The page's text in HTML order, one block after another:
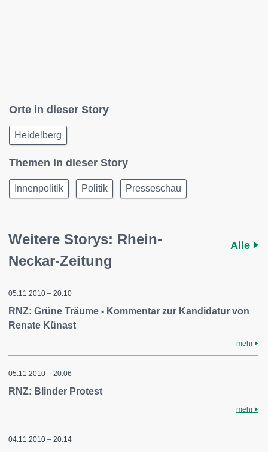
Orte in dieser Story
Heidelberg
Themen in dieser Story
Innenpolitik Politik Presseschau
Weitere Storys: Rhein-
Neckar-Zeitung
Alle
05.11.2010 – 20:10
RNZ: Grüne Träume - Kommentar zur Kandidatur von
Renate Künast
mehr
05.11.2010 – 20:06
RNZ: Blinder Protest
mehr
04.11.2010 – 20:14